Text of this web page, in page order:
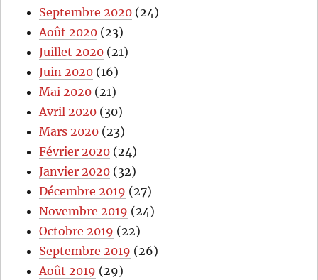
Septembre 2020 (24)
Août 2020 (23)
Juillet 2020 (21)
Juin 2020 (16)
Mai 2020 (21)
Avril 2020 (30)
Mars 2020 (23)
Février 2020 (24)
Janvier 2020 (32)
Décembre 2019 (27)
Novembre 2019 (24)
Octobre 2019 (22)
Septembre 2019 (26)
Août 2019 (29)